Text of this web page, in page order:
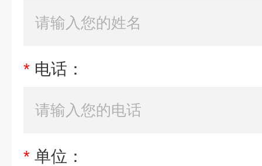
* 电话：
* 单位：